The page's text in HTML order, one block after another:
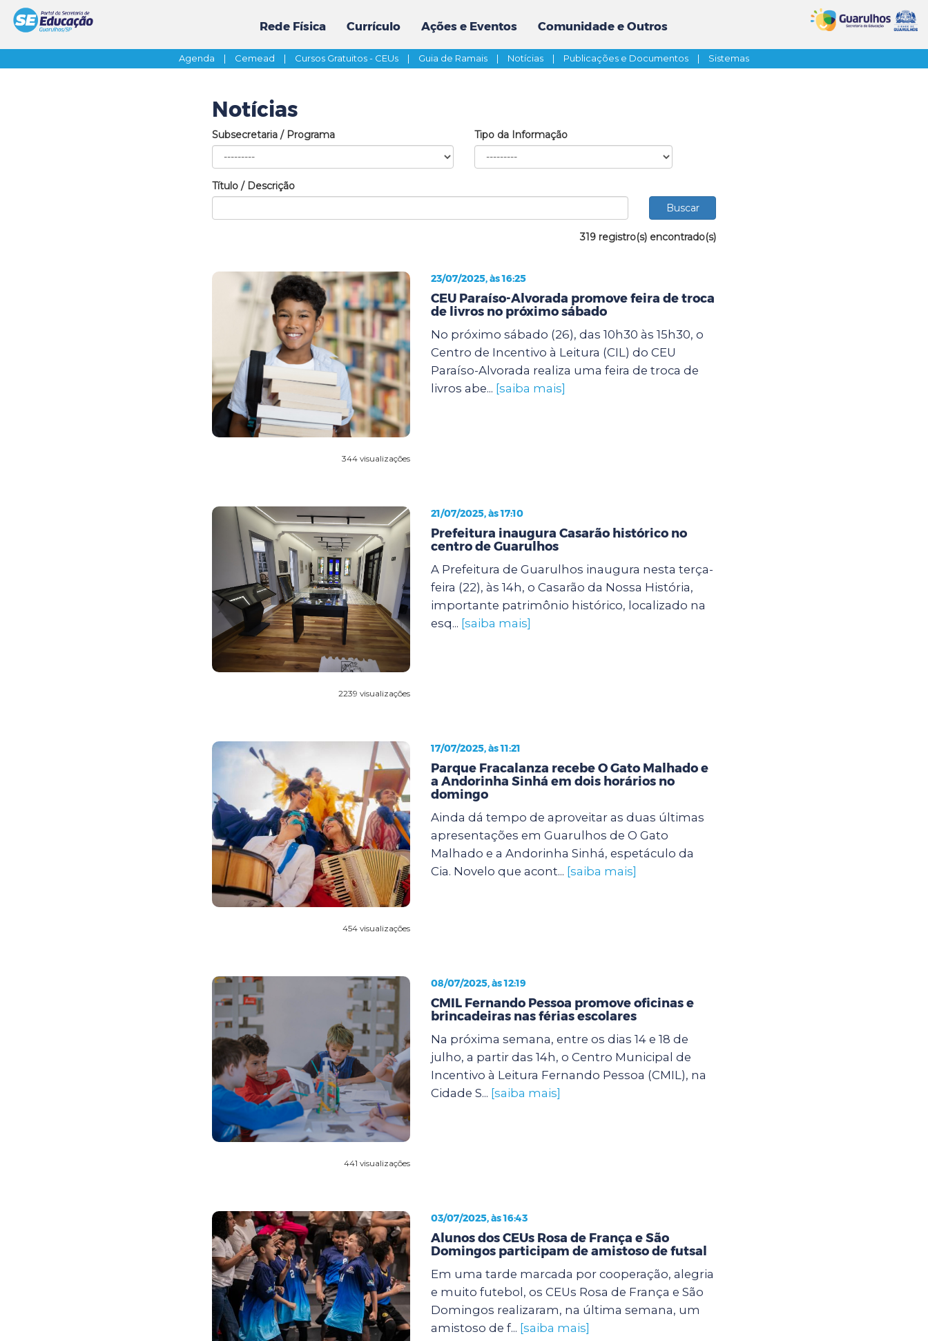
Rede Física Currículo Ações e Eventos Comunidade e Outros
Agenda | Cemead | Cursos Gratuitos - CEUs | Guia de Ramais | Notícias | Publicações e Documentos | Sistemas
Notícias
Subsecretaria / Programa Tipo da Informação
Título / Descrição
319 registro(s) encontrado(s)
344 visualizações
23/07/2025, às 16:25
CEU Paraíso-Alvorada promove feira de troca
de livros no próximo sábado
No próximo sábado (26), das 10h30 às 15h30, o
Centro de Incentivo à Leitura (CIL) do CEU
Paraíso-Alvorada realiza uma feira de troca de
livros abe... [saiba mais]
2239 visualizações
21/07/2025, às 17:10
Prefeitura inaugura Casarão histórico no
centro de Guarulhos
A Prefeitura de Guarulhos inaugura nesta terça-
feira (22), às 14h, o Casarão da Nossa História,
importante patrimônio histórico, localizado na
esq... [saiba mais]
454 visualizações
17/07/2025, às 11:21
Parque Fracalanza recebe O Gato Malhado e
a Andorinha Sinhá em dois horários no
domingo
Ainda dá tempo de aproveitar as duas últimas
apresentações em Guarulhos de O Gato
Malhado e a Andorinha Sinhá, espetáculo da
Cia. Novelo que acont... [saiba mais]
441 visualizações
08/07/2025, às 12:19
CMIL Fernando Pessoa promove oficinas e
brincadeiras nas férias escolares
Na próxima semana, entre os dias 14 e 18 de
julho, a partir das 14h, o Centro Municipal de
Incentivo à Leitura Fernando Pessoa (CMIL), na
Cidade S... [saiba mais]
03/07/2025, às 16:43
Alunos dos CEUs Rosa de França e São
Domingos participam de amistoso de futsal
Em uma tarde marcada por cooperação, alegria
e muito futebol, os CEUs Rosa de França e São
Domingos realizaram, na última semana, um
amistoso de f... [saiba mais]